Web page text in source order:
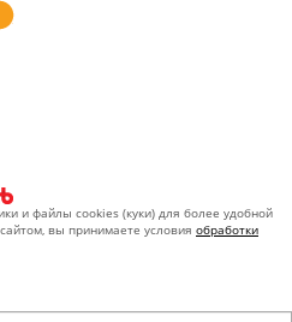
и файлы cookies (куки) для более удобной
вы принимаете условия обработки